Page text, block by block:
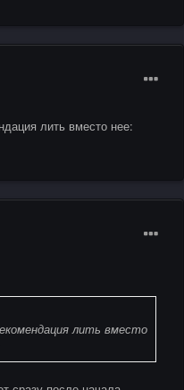
лить вместо нее:
лить вместо